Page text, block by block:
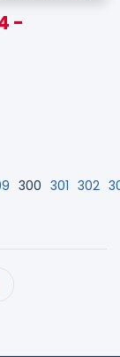
-
300 301 302